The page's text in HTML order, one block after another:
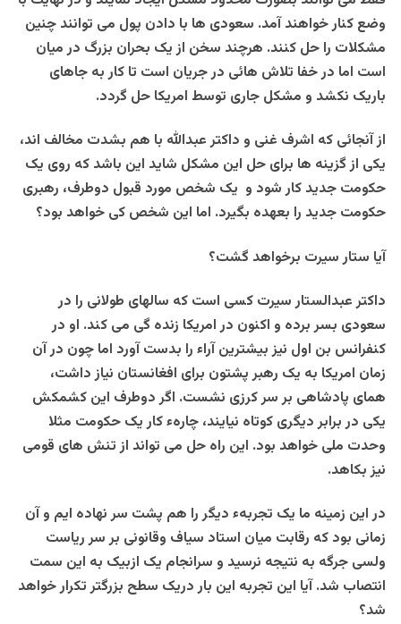
وضع کنار خواهند آمد. سعودی ها با دادن پول می توانند چنین
مشکلات را حل کنند. هرچند سخن از یک بحران بزرگ در میان
است اما در خفا تلاش هائی در جریان است تا کار به جاهای
باریک نکشد و مشکل جاری توسط امریکا حل گردد.
از آنجائی که اشرف غنی و داکتر عبدالله با هم بشدت مخالف اند،
یکی از گزینه ها برای حل این مشکل شاید این باشد که روی یک
حکومت جدید کار شود و یک شخص مورد قبول دوطرف، رهبری
حکومت جدید را بعهده بگیرد. اما این شخص کی خواهد بود؟
آیا ستار سیرت برخواهد گشت؟
داکتر عبدالستار سیرت کسی است که سالهای طولانی را در
سعودی بسر برده و اکنون در امریکا زنده گی می کند. او در
کنفرانس بن اول نیز بیشترین آراء را بدست آورد اما چون در آن
زمان امریکا به یک رهبر پشتون برای افغانستان نیاز داشت،
همای پادشاهی بر سر کرزی نشست. اگر دوطرف این کشمکش
یکی در برابر دیگری کوتاه نیایند، چارهء کار یک حکومت مثلا
وحدت ملی خواهد بود. این راه حل می تواند از تنش های قومی
نیز بکاهد.
در این زمینه ما یک تجربهء دیگر را هم پشت سر نهاده ایم و آن
زمانی بود که رقابت میان استاد سیاف وقانونی بر سر ریاست
ولسی جرگه به نتیجه نرسید و سرانجام یک ازبیک به این سمت
انتصاب شد. آیا این تجربه این بار دریک سطح بزرگتر تکرار خواهد
شد؟